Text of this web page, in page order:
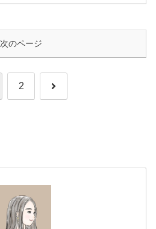
次のページ
2 次